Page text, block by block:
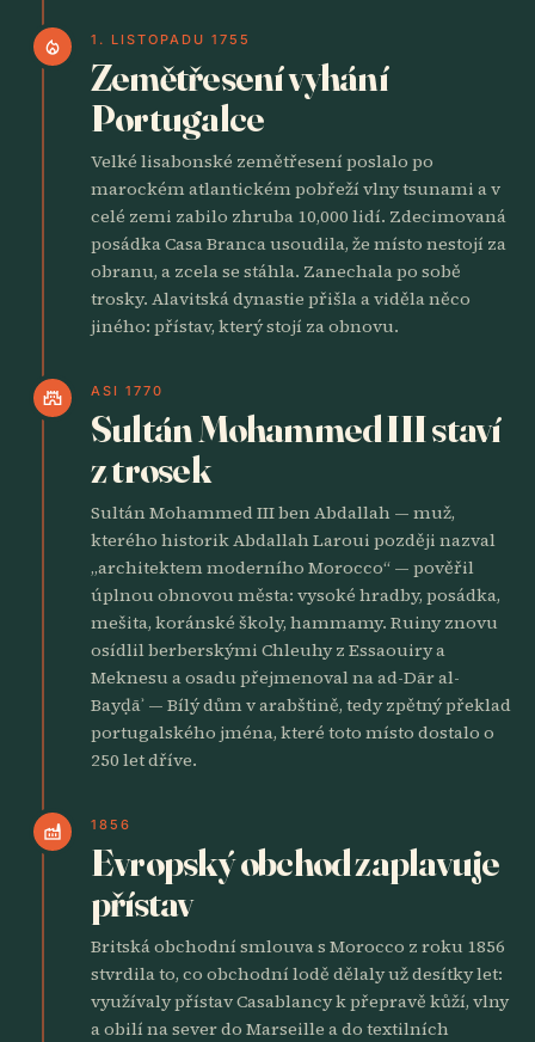
local_fire_department 1. LISTOPADU 1755
Zemětřesení vyhání
Portugalce
Velké lisabonské zemětřesení poslalo po
marockém atlantickém pobřeží vlny tsunami a v
celé zemi zabilo zhruba 10,000 lidí. Zdecimovaná
posádka Casa Branca usoudila, že místo nestojí za
obranu, a zcela se stáhla. Zanechala po sobě
trosky. Alavitská dynastie přišla a viděla něco
jiného: přístav, který stojí za obnovu.
castle ASI 1770
Sultán Mohammed III staví
z trosek
Sultán Mohammed III ben Abdallah — muž,
kterého historik Abdallah Laroui později nazval
„architektem moderního Morocco“ — pověřil
úplnou obnovou města: vysoké hradby, posádka,
mešita, koránské školy, hammamy. Ruiny znovu
osídlil berberskými Chleuhy z Essaouiry a
Meknesu a osadu přejmenoval na ad-Dār al-
Bayḍāʾ — Bílý dům v arabštině, tedy zpětný překlad
portugalského jména, které toto místo dostalo o
250 let dříve.
factory 1856
Evropský obchod zaplavuje
přístav
Britská obchodní smlouva s Morocco z roku 1856
stvrdila to, co obchodní lodě dělaly už desítky let:
využívaly přístav Casablancy k přepravě kůží, vlny
a obilí na sever do Marseille a do textilních